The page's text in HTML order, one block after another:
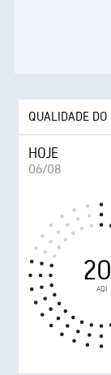
QUALIDADE
HOJE
06/08
AQI